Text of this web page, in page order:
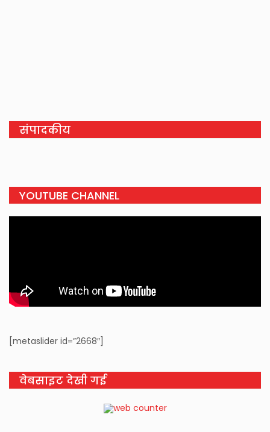
संपादकीय
YOUTUBE CHANNEL
[metaslider id=”2668″]
वेबसाइट देखी गई